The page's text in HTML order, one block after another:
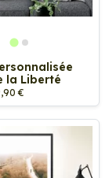
la Liberté
€